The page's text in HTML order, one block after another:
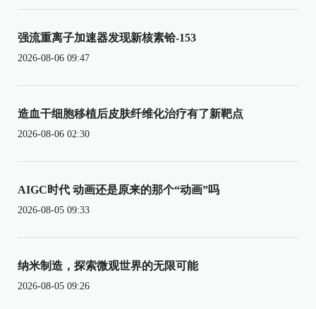
强流重离子加速器发现新核素铪-153
2026-08-06 09:47
造血干细胞移植后皮肤纤维化治疗有了新靶点
2026-08-06 02:30
AIGC时代 动画还是原来的那个“动画”吗
2026-08-05 09:33
纳米制造，探索微观世界的无限可能
2026-08-05 09:26